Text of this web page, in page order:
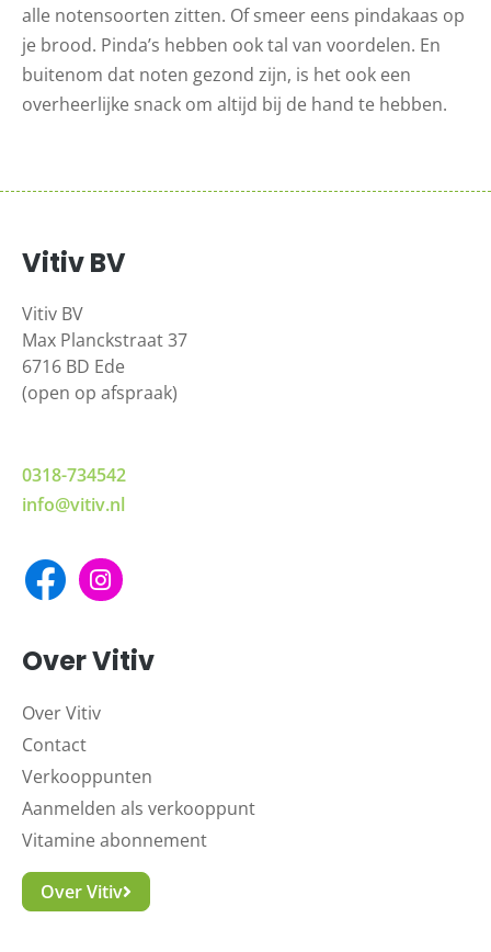
alle notensoorten zitten. Of smeer eens pindakaas op
je brood. Pinda’s hebben ook tal van voordelen. En
buitenom dat noten gezond zijn, is het ook een
overheerlijke snack om altijd bij de hand te hebben.
Vitiv BV
Vitiv BV
Max Planckstraat 37
6716 BD Ede
(open op afspraak)
0318-734542
info@vitiv.nl
Over Vitiv
Over Vitiv
Contact
Verkooppunten
Aanmelden als verkooppunt
Vitamine abonnement
Over Vitiv